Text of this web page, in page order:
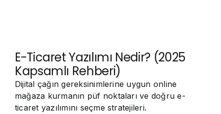
E-Ticaret Yazılımı Nedir? (2025
Kapsamlı Rehberi)
Dijital çağın gereksinimlerine uygun online
mağaza kurmanın püf noktaları ve doğru e-
ticaret yazılımını seçme stratejileri.